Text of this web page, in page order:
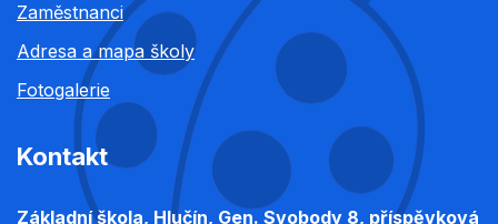
Zaměstnanci
Adresa a mapa školy
Fotogalerie
Kontakt
Základní škola, Hlučín, Gen. Svobody 8, příspěvková